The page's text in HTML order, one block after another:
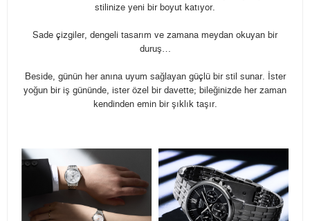
stilinize yeni bir boyut katıyor.
Sade çizgiler, dengeli tasarım ve zamana meydan okuyan bir
duruş…
Beside, günün her anına uyum sağlayan güçlü bir stil sunar. İster
yoğun bir iş gününde, ister özel bir davette; bileğinizde her zaman
kendinden emin bir şıklık taşır.